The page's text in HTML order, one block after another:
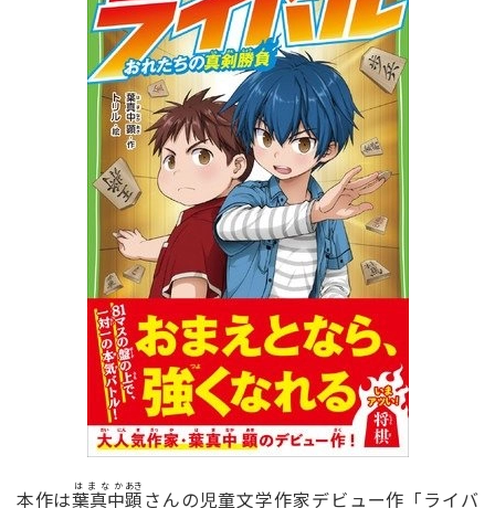
本作は葉真中
はまなか
顕
あき さんの児童文学作家デビュー作「ライバ